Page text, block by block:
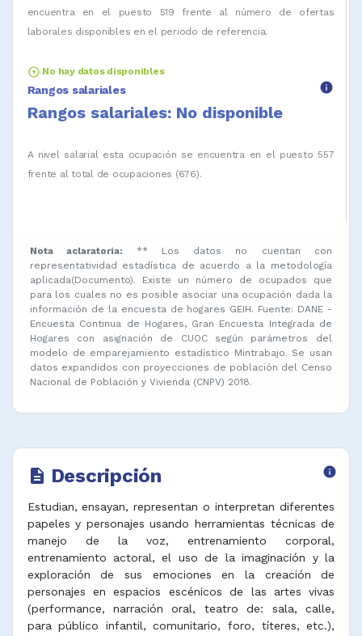
encuentra en el puesto 519 frente al número de ofertas
laborales disponibles en el periodo de referencia.
arrow_circle_up No hay datos disponibles
Rangos salariales info
Rangos salariales: No disponible
A nivel salarial esta ocupación se encuentra en el puesto 557
frente al total de ocupaciones (676).
Nota aclaratoria:
** Los datos no cuentan con
representatividad estadística de acuerdo a la metodología
aplicada(Documento). Existe un número de ocupados que
para los cuales no es posible asociar una ocupación dada la
información de la encuesta de hogares GEIH. Fuente: DANE -
Encuesta Continua de Hogares, Gran Encuesta Integrada de
Hogares con asignación de CUOC según parámetros del
modelo de emparejamiento estadístico Mintrabajo. Se usan
datos expandidos con proyecciones de población del Censo
Nacional de Población y Vivienda (CNPV) 2018.
description Descripción info
Estudian, ensayan, representan o interpretan diferentes
papeles y personajes usando herramientas técnicas de
manejo de la voz, entrenamiento corporal,
entrenamiento actoral, el uso de la imaginación y la
exploración de sus emociones en la creación de
personajes en espacios escénicos de las artes vivas
(performance, narración oral, teatro de: sala, calle,
para público infantil, comunitario, foro, títeres, etc.),